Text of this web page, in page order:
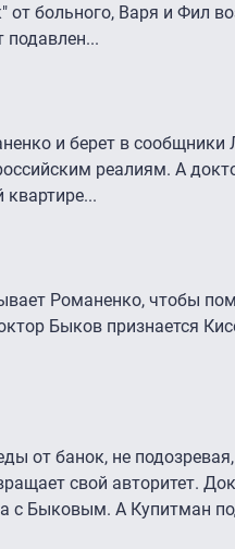
от больного, Варя и Фил
подавлен...
и берет в
реалиям. А
квартире...
Романенко, чтобы
Быков признается
от банок, не
свой авторитет.
с Быковым. А Купитман